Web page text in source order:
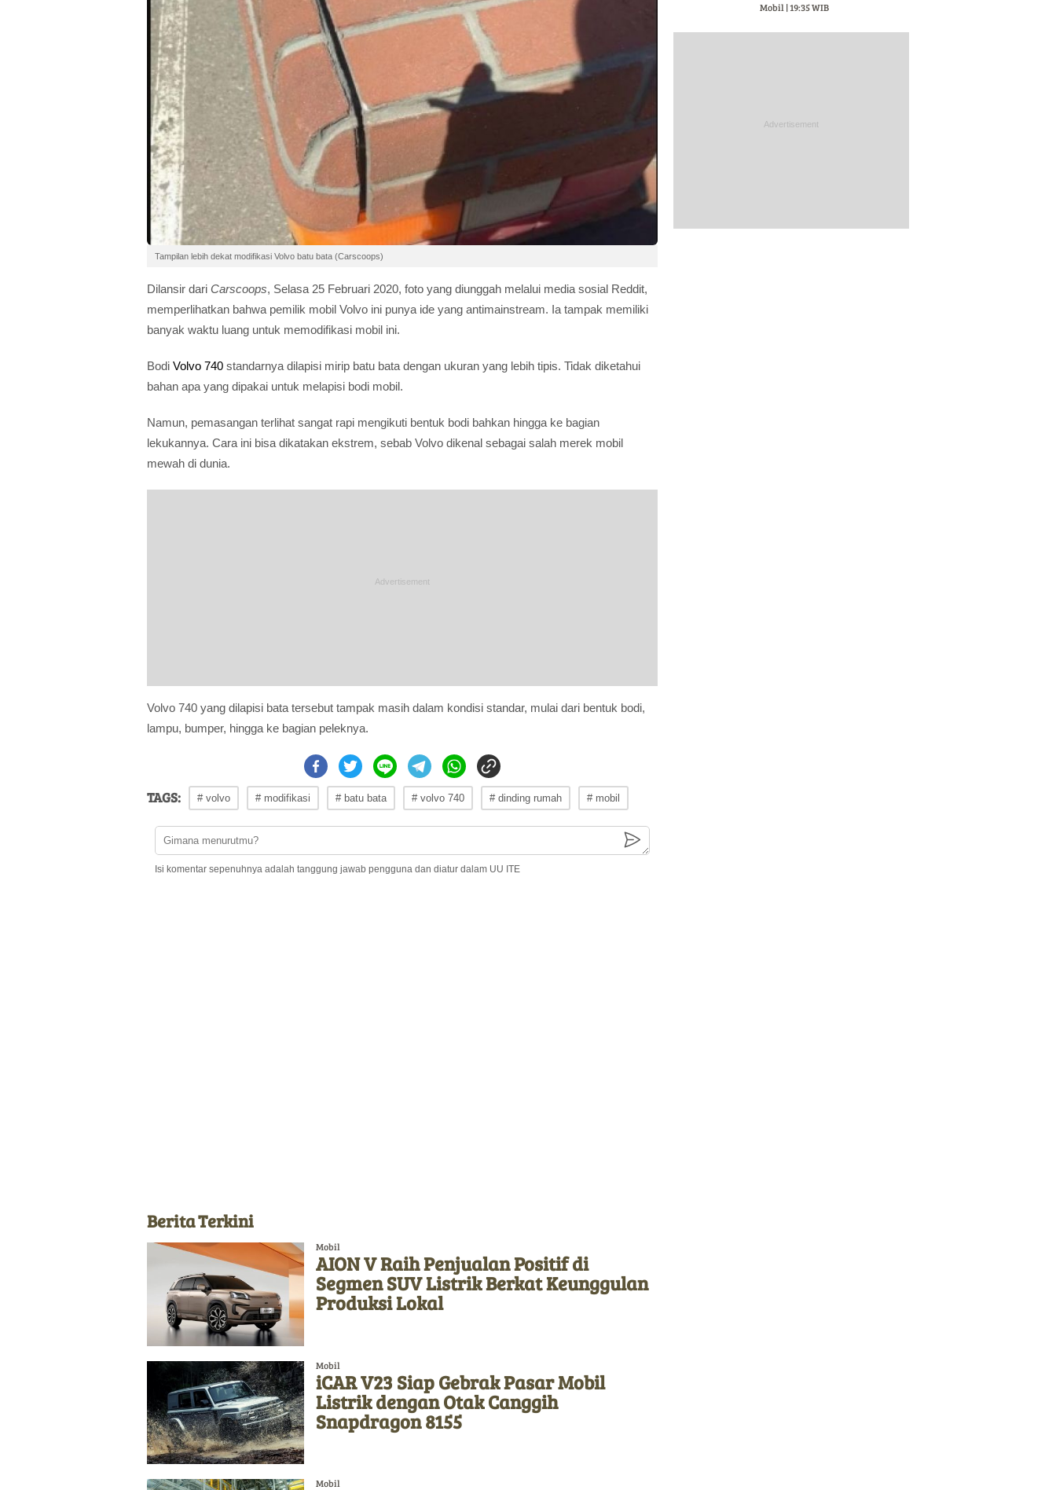
Tampilan lebih dekat modifikasi Volvo batu bata (Carscoops)
Dilansir dari Carscoops, Selasa 25 Februari 2020, foto yang diunggah melalui media sosial Reddit,
memperlihatkan bahwa pemilik mobil Volvo ini punya ide yang antimainstream. Ia tampak memiliki
banyak waktu luang untuk memodifikasi mobil ini.
Bodi Volvo 740 standarnya dilapisi mirip batu bata dengan ukuran yang lebih tipis. Tidak diketahui
bahan apa yang dipakai untuk melapisi bodi mobil.
Namun, pemasangan terlihat sangat rapi mengikuti bentuk bodi bahkan hingga ke bagian
lekukannya. Cara ini bisa dikatakan ekstrem, sebab Volvo dikenal sebagai salah merek mobil
mewah di dunia.
Volvo 740 yang dilapisi bata tersebut tampak masih dalam kondisi standar, mulai dari bentuk bodi,
lampu, bumper, hingga ke bagian peleknya.
TAGS: # volvo # modifikasi # batu bata # volvo 740 # dinding rumah # mobil
Isi komentar sepenuhnya adalah tanggung jawab pengguna dan diatur dalam UU ITE
Berita Terkini
Mobil
AION V Raih Penjualan Positif di
Segmen SUV Listrik Berkat Keunggulan
Produksi Lokal
Mobil
iCAR V23 Siap Gebrak Pasar Mobil
Listrik dengan Otak Canggih
Snapdragon 8155
Mobil
Mobil | 19:35 WIB